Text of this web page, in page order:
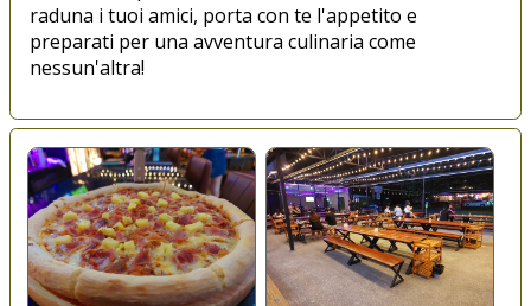
raduna i tuoi amici, porta con te l'appetito e
preparati per una avventura culinaria come
nessun'altra!